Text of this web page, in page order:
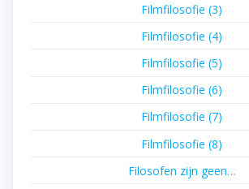
Filmfilosofie (3)
Filmfilosofie (4)
Filmfilosofie (5)
Filmfilosofie (6)
Filmfilosofie (7)
Filmfilosofie (8)
Filosofen zijn geen…